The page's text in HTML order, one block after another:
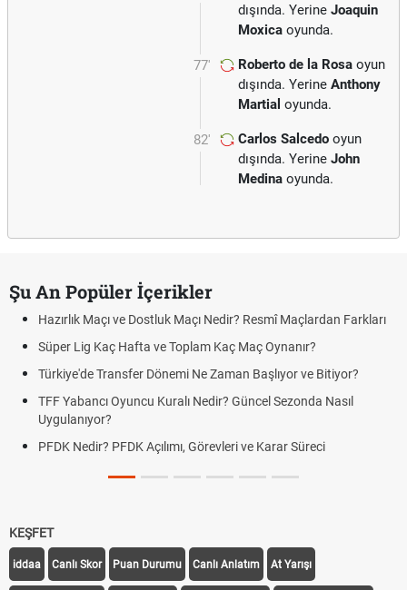
dışında. Yerine Joaquin
Moxica oyunda.
77' Roberto de la Rosa oyun
dışında. Yerine Anthony
Martial oyunda.
82' Carlos Salcedo oyun
dışında. Yerine John
Medina oyunda.
Şu An Popüler İçerikler
Hazırlık Maçı ve Dostluk Maçı Nedir? Resmî Maçlardan Farkları
Süper Lig Kaç Hafta ve Toplam Kaç Maç Oynanır?
Türkiye'de Transfer Dönemi Ne Zaman Başlıyor ve Bitiyor?
TFF Yabancı Oyuncu Kuralı Nedir? Güncel Sezonda Nasıl
Uygulanıyor?
PFDK Nedir? PFDK Açılımı, Görevleri ve Karar Süreci
KEŞFET
iddaa Canlı Skor Puan Durumu Canlı Anlatım At Yarışı